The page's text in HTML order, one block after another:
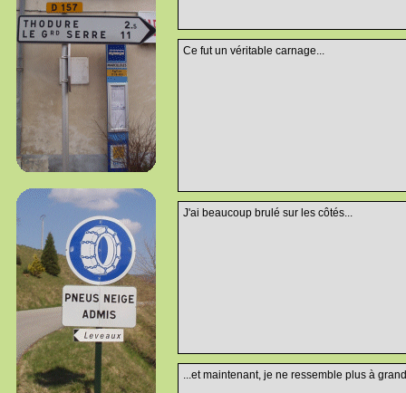
Ce fut un véritable carnage...
J'ai beaucoup brulé sur les côtés...
...et maintenant, je ne ressemble plus à